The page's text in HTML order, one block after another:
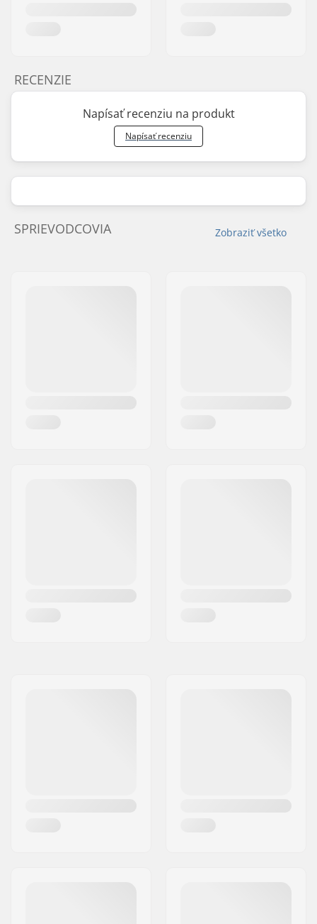
RECENZIE
Napísať recenziu na produkt
Napísať recenziu
Zobraziť všetko
SPRIEVODCOVIA